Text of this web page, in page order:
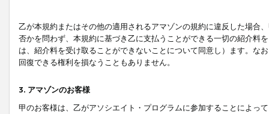
乙が本規約またはその他の適用されるアマゾンの規約に違反した場合
否かを問わず、本規約に基づき乙に支払うことができる一切の紹介料
は、紹介料を受け取ることができないことについて同意し）ます。な
回復できる権利を損なうこともありません。
3. アマゾンのお客様
甲のお客様は、乙がアソシエイト・プログラムに参加することによっ